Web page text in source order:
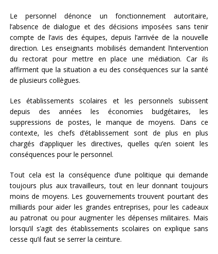
Le personnel dénonce un fonctionnement autoritaire,
l’absence de dialogue et des décisions imposées sans tenir
compte de l’avis des équipes, depuis l’arrivée de la nouvelle
direction. Les enseignants mobilisés demandent l’intervention
du rectorat pour mettre en place une médiation. Car ils
affirment que la situation a eu des conséquences sur la santé
de plusieurs collègues.
Les établissements scolaires et les personnels subissent
depuis des années les économies budgétaires, les
suppressions de postes, le manque de moyens. Dans ce
contexte, les chefs d’établissement sont de plus en plus
chargés d’appliquer les directives, quelles qu’en soient les
conséquences pour le personnel.
Tout cela est la conséquence d’une politique qui demande
toujours plus aux travailleurs, tout en leur donnant toujours
moins de moyens. Les gouvernements trouvent pourtant des
milliards pour aider les grandes entreprises, pour les cadeaux
au patronat ou pour augmenter les dépenses militaires. Mais
lorsqu’il s’agit des établissements scolaires on explique sans
cesse qu’il faut se serrer la ceinture.